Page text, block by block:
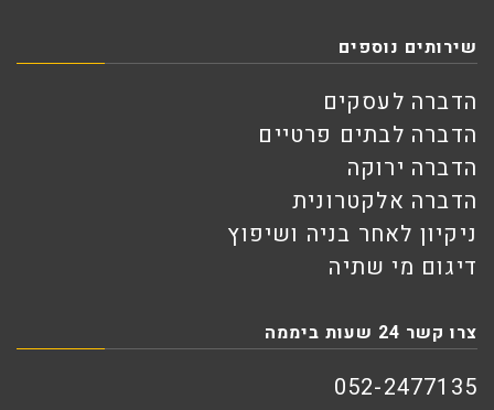
שירותים נוספים
הדברה לעסקים
הדברה לבתים פרטיים
הדברה ירוקה
הדברה אלקטרונית
ניקיון לאחר בניה ושיפוץ
דיגום מי שתיה
צרו קשר 24 שעות ביממה
052-2477135